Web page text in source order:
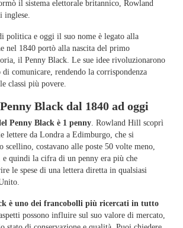
il sistema elettorale britannico, Rowland
inglese.
politica e oggi il suo nome è legato alla
nel 1840 portò alla nascita del primo
il Penny Black. Le sue idee rivoluzionarono
comunicare, rendendo la corrispondenza
classi più povere.
Black dal 1840 ad oggi
Penny Black è 1 penny. Rowland Hill scoprì
lettere da Londra a Edimburgo, che si
scellino, costavano alle poste 50 volte meno,
e quindi la cifra di un penny era più che
le spese di una lettera diretta in qualsiasi
è uno dei francobolli più ricercati in tutto
possono influire sul suo valore di mercato,